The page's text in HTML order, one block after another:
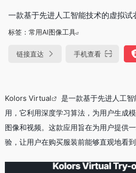
一款基于先进人工智能技术的虚拟试
标签： 常用AI图像工具
链接直达 手机查看
Kolors Virtual
是一款基于先进人工
用，它利用深度学习算法，为用户生成
图像和视频。这款应用旨在为用户提供
验，让用户在购买服装前能够直观地看到